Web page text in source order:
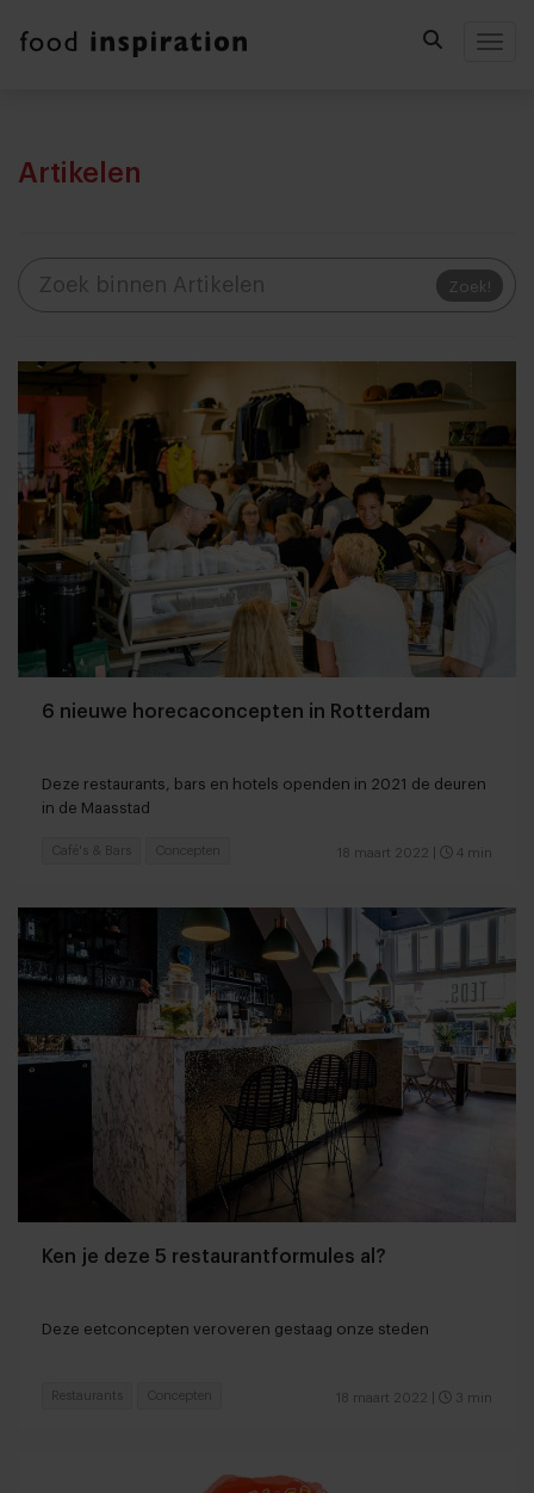
Artikelen
Zoek!
6 nieuwe horecaconcepten in Rotterdam
Deze restaurants, bars en hotels openden in 2021 de deuren
in de Maasstad
18 maart 2022 4 min
Café's & Bars Concepten
Ken je deze 5 restaurantformules al?
Deze eetconcepten veroveren gestaag onze steden
18 maart 2022 3 min
Restaurants Concepten